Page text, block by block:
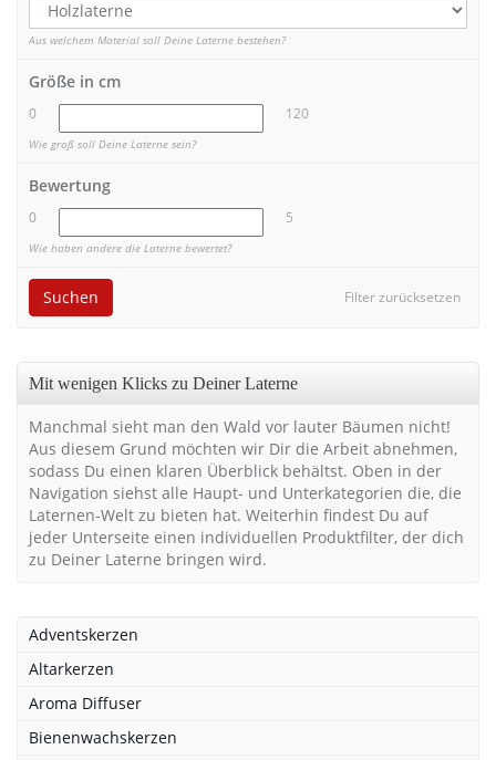
Aus welchem Material soll Deine Laterne bestehen?
Größe in cm
0 120
Wie groß soll Deine Laterne sein?
Bewertung
0 5
Wie haben andere die Laterne bewertet?
Filter zurücksetzen
Suchen
Mit wenigen Klicks zu Deiner Laterne
Manchmal sieht man den Wald vor lauter Bäumen nicht!
Aus diesem Grund möchten wir Dir die Arbeit abnehmen,
sodass Du einen klaren Überblick behältst. Oben in der
Navigation siehst alle Haupt- und Unterkategorien die, die
Laternen-Welt zu bieten hat. Weiterhin findest Du auf
jeder Unterseite einen individuellen Produktfilter, der dich
zu Deiner Laterne bringen wird.
Adventskerzen
Altarkerzen
Aroma Diffuser
Bienenwachskerzen